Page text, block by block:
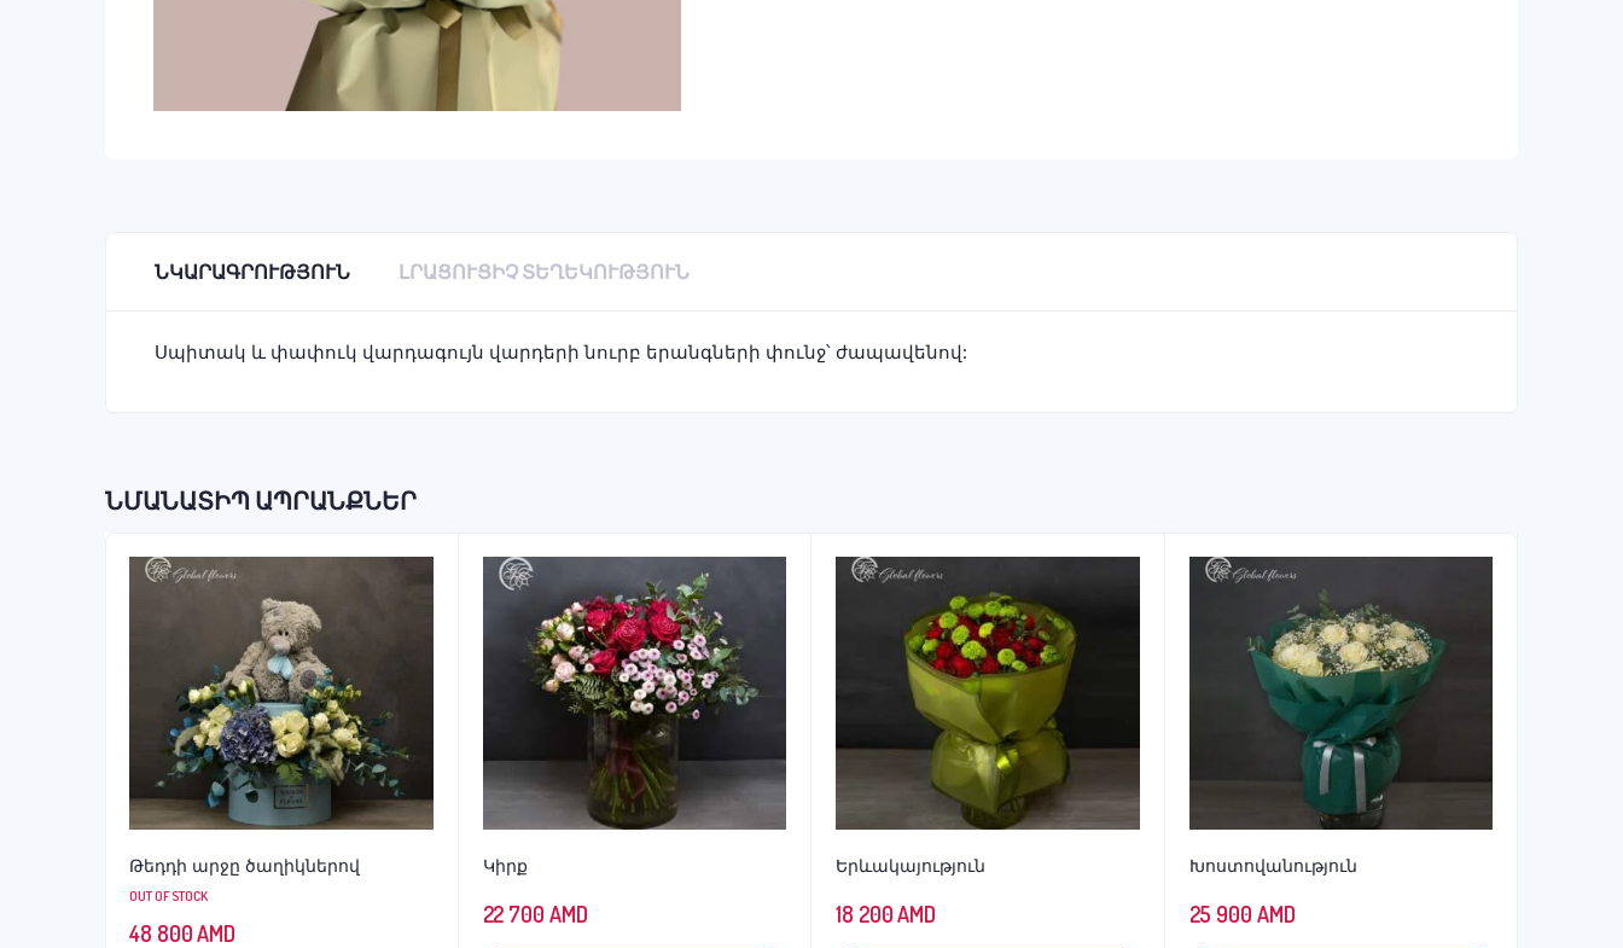
ՆԿԱՐԱԳՐՈՒԹՅՈՒՆ ԼՐԱՑՈՒՑԻՉ ՏԵՂԵԿՈՒԹՅՈՒՆ
Սպիտակ և փափուկ վարդագույն վարդերի նուրբ երանգների փունջ՝ ժապավենով:
ՆՄԱՆԱՏԻՊ ԱՊՐԱՆՔՆԵՐ
Թեդդի արջը ծաղիկներով
OUT OF STOCK
48 800AMD
Կիրք
22 700 AMD
Երևակայություն
18 200AMD
Խոստովանություն
25 900 AMD